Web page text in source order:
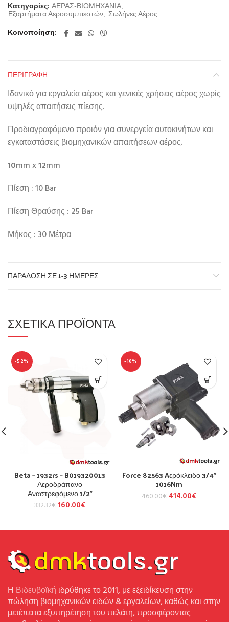
Κατηγορίες: ΑΕΡΑΣ-ΒΙΟΜΗΧΑΝΙΑ,
Εξαρτήματα Αεροσυμπιεστών, Σωλήνες Αέρος
Κοινοποίηση
ΠΕΡΙΓΡΑΦΉ
Ιδανικό για εργαλεία αέρος και γενικές χρήσεις αέρος χωρίς
υψηλές απαιτήσεις πίεσης.
Προδιαγραφόμενο προιόν για συνεργεία αυτοκινήτων και
εγκαταστάσεις βιομηχανικών απαιτήσεων αέρος.
10mm x12mm
Πίεση : 10 Bar
Πίεση Θραύσης : 25 Bar
Μήκος : 30 Μέτρα
ΠΑΡΆΔΟΣΗ ΣΕ 1-3 ΗΜΈΡΕΣ
ΣΧΕΤΙΚΆ ΠΡΟΪΌΝΤΑ
-52%
Beta – 1932rs – B019320013
Αεροδράπανο
Αναστρεφόμενο 1/2″
332.32€ 160.00€
-10%
Force 82563 Aερόκλειδο 3/4″
1016Nm
460.00€ 414.00€
Η Βιδευβοϊκή ιδρύθηκε το 2011, με εξειδίκευση στην
πώληση βιομηχανικών ειδών & εργαλείων, καθώς και στην
μετέπειτα εξυπηρέτηση του πελάτη, προσφέροντας